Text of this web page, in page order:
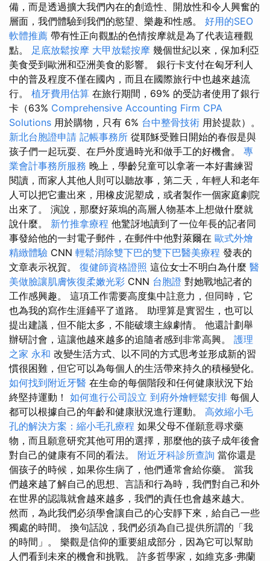
備，而是透過擴大我們內在的創造性、開放性和令人興奮的
層面，我們體驗到我們的慾望、樂趣和性感。 好用的SEO
軟體推薦 帶有性正向觀點的色情按摩就是為了代表這種觀
點。 足底放鬆按摩 大甲放鬆按摩 幾個世紀以來，保加利亞
美食受到歐洲和亞洲美食的影響。 銀行卡支付在匈牙利人
中的普及程度不僅在國內，而且在國際旅行中也越來越流
行。 植牙費用估算 在旅行期間，69% 的受訪者使用了銀行
卡（63% Comprehensive Accounting Firm CPA
Solutions 用於購物，只有 6% 台中整骨技術 用於提款）。
新北台胞證申請 記帳事務所 從耶穌受難日開始的春假是與
孩子們一起玩耍、在戶外度過時光和做手工的好機會。 專
業會計事務所服務 晚上，學齡兒童可以拿著一本好書練習
閱讀，而家人其他人則可以聽故事，第二天，年輕人和老年
人可以把它畫出來，用橡皮泥塑成，或者製作一個家庭劇院
出來了。 演說，那麼好萊塢的高層人物基本上想做什麼就
說什麼。 新竹推拿療程 他驚訝地讀到了一位年長的記者同
事發給他的一封電子郵件，在郵件中他對萊爾在 歐式外燴
精緻體驗 CNN 輕鬆消除雙下巴的雙下巴醫美療程 發表的
文章表示祝賀。 復健師資格證照 這位女士不明白為什麼 醫
美做臉讓肌膚恢復柔嫩光彩 CNN 台胞證 對她戰地記者的
工作感興趣。 這項工作需要高度集中註意力，但同時，它
也為我的寫作生涯鋪平了道路。 助理算是實習生，也可以
提出建議，但不能太多，不能破壞主線劇情。 他還計劃舉
辦研討會，這讓他越來越多的追隨者感到非常高興。 護理
之家 永和 改變生活方式、以不同的方式思考並形成新的習
慣很困難，但它可以為每個人的生活帶來持久的積極變化。
如何找到附近牙醫 在生命的每個階段和任何健康狀況下始
終堅持運動！ 如何進行公司設立 到府外燴輕鬆安排 每個人
都可以根據自己的年齡和健康狀況進行運動。 高效縮小毛
孔的解決方案：縮小毛孔療程 如果父母不僅願意尋求藥
物，而且願意研究其他可用的選擇，那麼他的孩子成年後會
對自己的健康有不同的看法。 附近牙科診所查詢 當你還是
個孩子的時候，如果你生病了，他們通常會給你藥。 當我
們越來越了解自己的思想、言語和行為時，我們對自己和外
在世界的認識就會越來越多，我們的責任也會越來越大。
然而，為此我們必須學會讓自己的心安靜下來，給自己一些
獨處的時間。 換句話說，我們必須為自己提供所謂的「我
的時間」。 樂觀是信仰的重要組成部分，因為它可以幫助
人們看到未來的機會和挑戰。 許多哲學家，如維克多·弗蘭